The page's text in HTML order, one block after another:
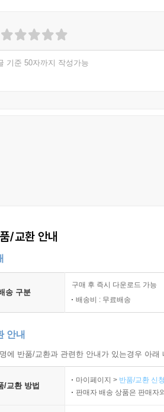
기준 50자까지 작성가능
/교환 안내
송 구분
구매 후 즉시 다운로드 가능
배송비 : 무료배송
안내
에 반품/교환과 관련한 안내가 있는경우 아
/교환 방법
마이페이지 > 반품/교환 신
판매자 배송 상품은 판매자